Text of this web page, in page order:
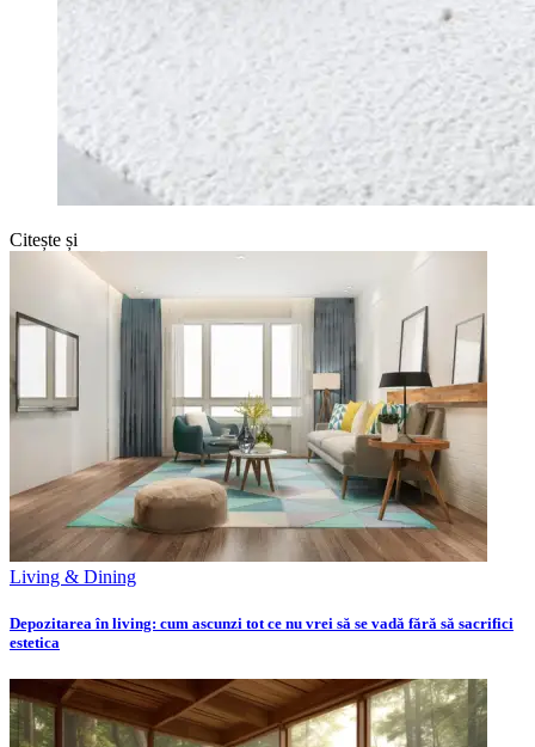
Citește și
Living & Dining
Depozitarea în living: cum ascunzi tot ce nu vrei să se vadă fără să sacrifici
estetica